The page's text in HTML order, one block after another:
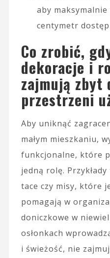
aby
centymetr
Co zrobić,
dekoracje i
zajmują zbyt
przestrzeni
Aby uniknąć
małym mieszkaniu,
funkcjonalne, które
jedną rolę.
tace czy misy, które
pomagają w
doniczkowe w
osłonkach
i świeżość, nie